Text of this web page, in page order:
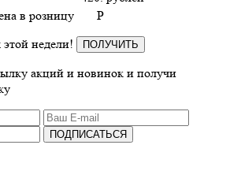
в розницу
P
недели!
ПОЛУЧИТЬ
акций и новинок и получи
ПОДПИСАТЬСЯ